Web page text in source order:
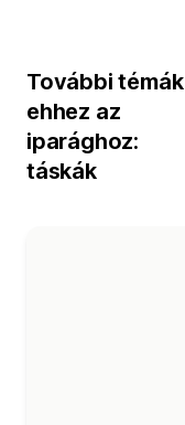
További témák
ehhez az
iparághoz:
táskák